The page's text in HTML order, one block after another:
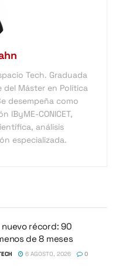
Tech. Graduada
Máster en Política
desempeña como
IByME-CONICET,
análisis
especializada.
récord: 90
de 8 meses
6 AGOSTO, 2026 0